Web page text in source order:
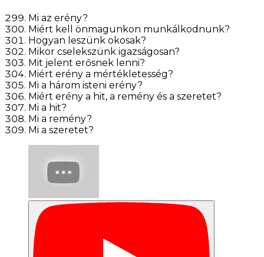
Mi az erény?
Miért kell önmagunkon munkálkodnunk?
Hogyan leszünk okosak?
Mikor cselekszünk igazságosan?
Mit jelent erősnek lenni?
Miért erény a mértékletesség?
Mi a három isteni erény?
Miért erény a hit, a remény és a szeretet?
Mi a hit?
Mi a remény?
Mi a szeretet?